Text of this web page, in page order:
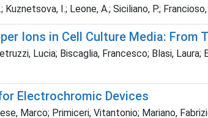
I.; Leone, A.; Siciliano, P.; Francioso,
Ions in Cell Culture Media: From
Lucia; Biscaglia, Francesco; Blasi,
Electrochromic Devices
Marco; Primiceri, Vitantonio; Mariano,